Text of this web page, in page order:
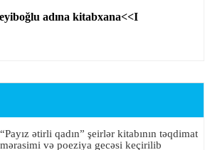
adına kitabxana<<I
“Payız ətirli qadın” şeirlər kitabının təqdimat
mərasimi və poeziya gecəsi keçirilib